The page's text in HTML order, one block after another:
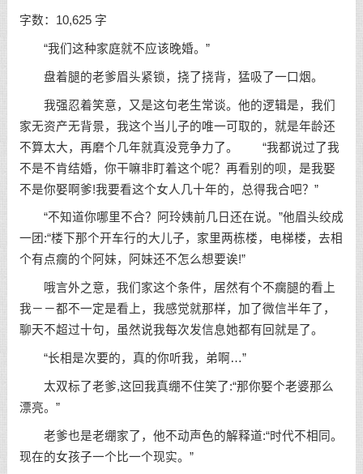
字数：10,625 字
“我们这种家庭就不应该晚婚。”
盘着腿的老爹眉头紧锁，挠了挠背，猛吸了一口烟。
我强忍着笑意，又是这句老生常谈。他的逻辑是，我们
家无资产无背景，我这个当儿子的唯一可取的，就是年龄还
不算太大，再磨个几年就真没竞争力了。 “我都说过了我
不是不肯结婚，你干嘛非盯着这个呢？再看别的呗，是我娶
不是你娶啊爹!我要看这个女人几十年的，总得我合吧？”
“不知道你哪里不合？阿玲姨前几日还在说。”他眉头绞成
一团:“楼下那个开车行的大儿子，家里两栋楼，电梯楼，去相
个有点瘸的个阿妹，阿妹还不怎么想要诶!”
哦言外之意，我们家这个条件，居然有个不瘸腿的看上
我－－都不一定是看上，我感觉就那样，加了微信半年了，
聊天不超过十句，虽然说我每次发信息她都有回就是了。
“长相是次要的，真的你听我，弟啊…”
太双标了老爹,这回我真绷不住笑了:“那你娶个老婆那么
漂亮。”
老爹也是老绷家了，他不动声色的解释道:“时代不相同。
现在的女孩子一个比一个现实。”